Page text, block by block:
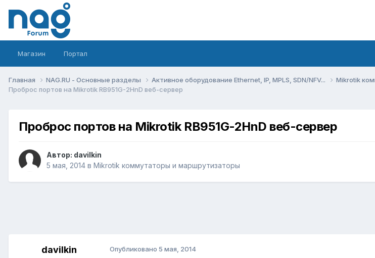
Магазин Портал
Главная NAG.RU - Основные разделы Активное оборудование Ethernet, IP, MPLS, SDN/NFV...
Mikrotik
Проброс портов на Mikrotik RB951G-2HnD веб-сервер
Проброс портов на Mikrotik RB951G-2HnD веб-сервер
Автор: davilkin
5 мая, 2014 в Mikrotik коммутаторы и маршрутизаторы
davilkin Опубликовано 5 мая, 2014